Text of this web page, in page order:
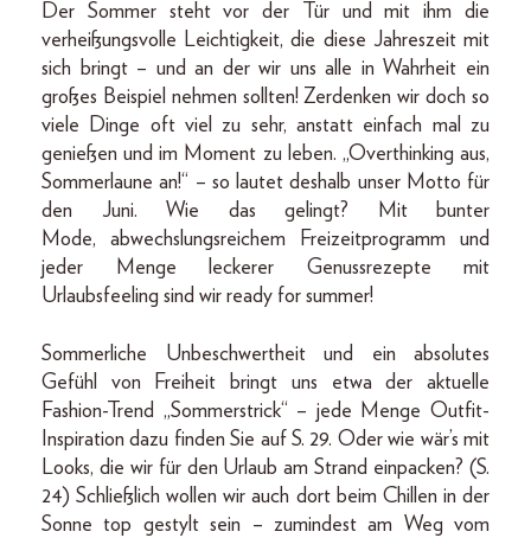
Der Sommer steht vor der Tür und mit ihm die
verheißungsvolle Leichtigkeit, die diese Jahreszeit mit
sich bringt – und an der wir uns alle in Wahrheit ein
großes Beispiel nehmen sollten! Zerdenken wir doch so
viele Dinge oft viel zu sehr, anstatt einfach mal zu
genießen und im Moment zu leben. „Overthinking aus,
Sommerlaune an!“ – so lautet deshalb unser Motto für
den Juni. Wie das gelingt? Mit bunter
Mode, abwechslungsreichem Freizeitprogramm und
jeder Menge leckerer Genussrezepte mit
Urlaubsfeeling sind wir ready for summer!
Sommerliche Unbeschwertheit und ein absolutes
Gefühl von Freiheit bringt uns etwa der aktuelle
Fashion-Trend „Sommerstrick“ – jede Menge Outfit-
Inspiration dazu finden Sie auf S. 29. Oder wie wär’s mit
Looks, die wir für den Urlaub am Strand einpacken? (S.
24) Schließlich wollen wir auch dort beim Chillen in der
Sonne top gestylt sein – zumindest am Weg vom